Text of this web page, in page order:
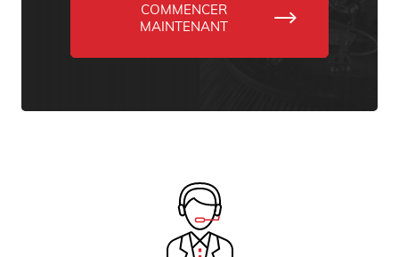
COMMENCER
MAINTENANT